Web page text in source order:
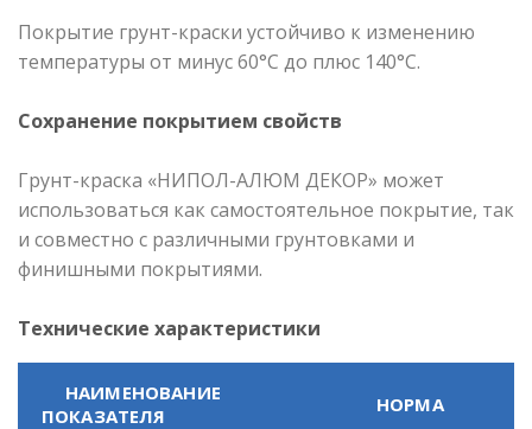
Покрытие грунт-краски устойчиво к изменению
температуры от минус 60°С до плюс 140°С.
Сохранение покрытием свойств
Грунт-краска «НИПОЛ-АЛЮМ ДЕКОР» может
использоваться как самостоятельное покрытие, так
и совместно с различными грунтовками и
финишными покрытиями.
Технические характеристики
НАИМЕНОВАНИЕ
ПОКАЗАТЕЛЯ
НОРМА